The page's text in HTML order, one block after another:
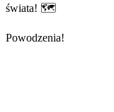
świata! 🗺️
Powodzenia!